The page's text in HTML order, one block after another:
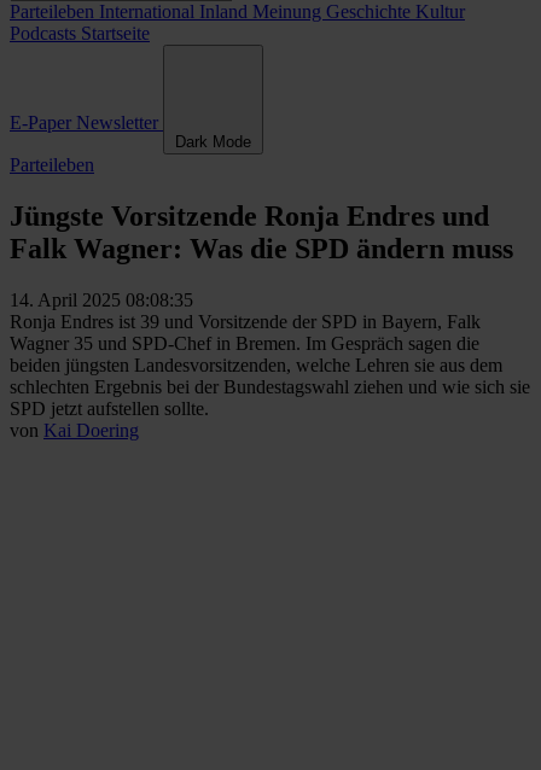
Parteileben International Inland Meinung Geschichte Kultur
Podcasts Startseite
E-Paper Newsletter
Dark Mode
Parteileben
Jüngste Vorsitzende Ronja Endres und
Falk Wagner: Was die SPD ändern muss
14. April 2025 08:08:35
Ronja Endres ist 39 und Vorsitzende der SPD in Bayern, Falk
Wagner 35 und SPD-Chef in Bremen. Im Gespräch sagen die
beiden jüngsten Landesvorsitzenden, welche Lehren sie aus dem
schlechten Ergebnis bei der Bundestagswahl ziehen und wie sich sie
SPD jetzt aufstellen sollte.
von Kai Doering